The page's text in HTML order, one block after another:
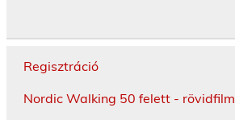
Regisztráció
Nordic Walking 50 felett - rövidfilm